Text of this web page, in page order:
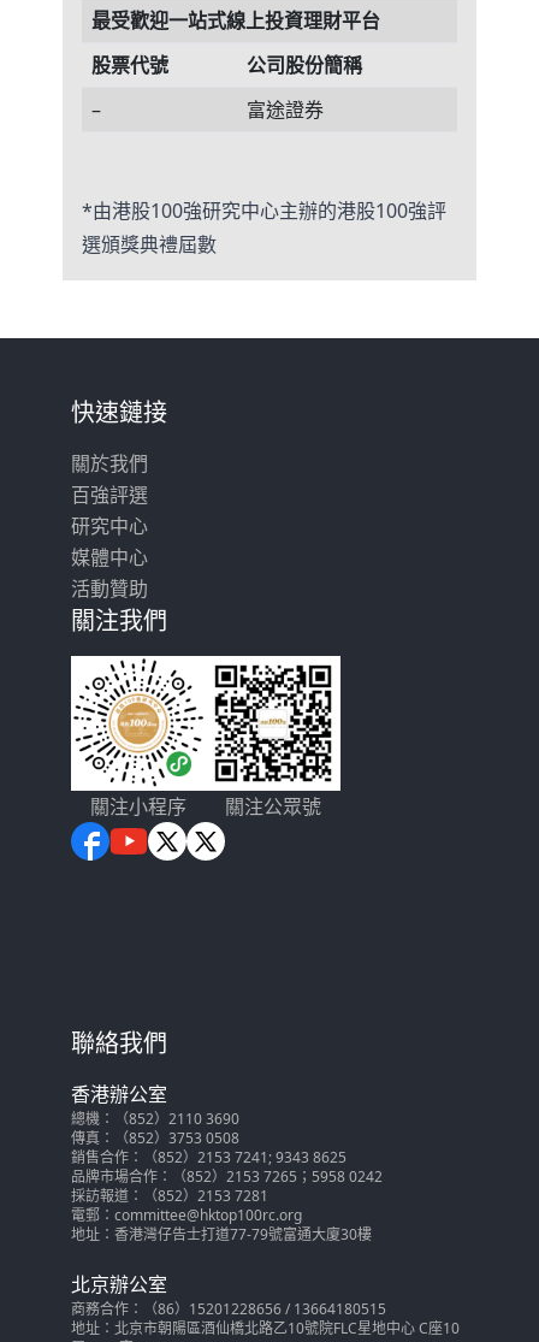
最受歡迎一站式線上投資理財平台
股票代號
公司股份簡稱
–
富途證券
*由港股100強研究中心主辦的港股100強評
選頒獎典禮屆數
快速鏈接
關於我們
百強評選
研究中心
媒體中心
活動贊助
關注我們
關注小程序 關注公眾號
聯絡我們
香港辦公室
總機：（852）2110 3690
傳真：（852）3753 0508
銷售合作：（852）2153 7241; 9343 8625
品牌市場合作：（852）2153 7265；5958 0242
採訪報道：（852）2153 7281
電郵：committee@hktop100rc.org
地址：香港灣仔告士打道77-79號富通大廈30樓
北京辦公室
商務合作：（86）15201228656 / 13664180515
地址：北京市朝陽區酒仙橋北路乙10號院FLC星地中心 C座10